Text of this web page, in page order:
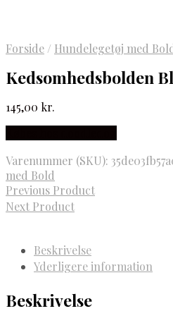
Forside / Hundelegetøj med
Kedsomhedsbolden
145,00 kr.
Varenummer (SKU):
med Bold
Previous Product
Next Product
Beskrivelse
Yderligere information
Beskrivelse